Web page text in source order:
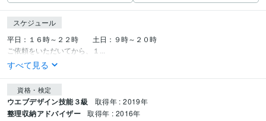
スケジュール
平日：１６時～２２時　　土日：９時～２０時
ご依頼をいただいてから、１...
すべて見る
資格・検定
ウエブデザイン技能３級 取得年 : 2019年
整理収納アドバイザー 取得年 : 2016年